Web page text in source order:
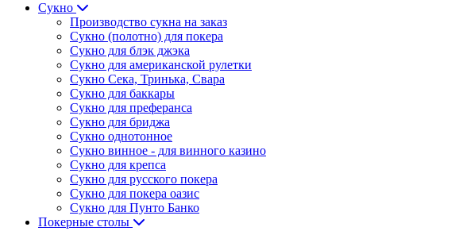
Сукно
Производство сукна на заказ
Сукно (полотно) для покера
Сукно для блэк джэка
Сукно для американской рулетки
Сукно Сека, Тринька, Свара
Сукно для баккары
Сукно для преферанса
Сукно для бриджа
Сукно однотонное
Сукно винное - для винного казино
Сукно для крепса
Сукно для русского покера
Сукно для покера оазис
Сукно для Пунто Банко
Покерные столы